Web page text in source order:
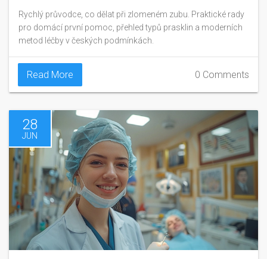
Rychlý průvodce, co dělat při zlomeném zubu. Praktické rady
pro domácí první pomoc, přehled typů prasklin a moderních
metod léčby v českých podmínkách.
Read More 0 Comments
28
JUN